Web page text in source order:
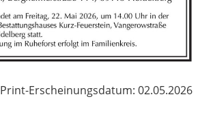
Print-Erscheinungsdatum: 02.05.2026